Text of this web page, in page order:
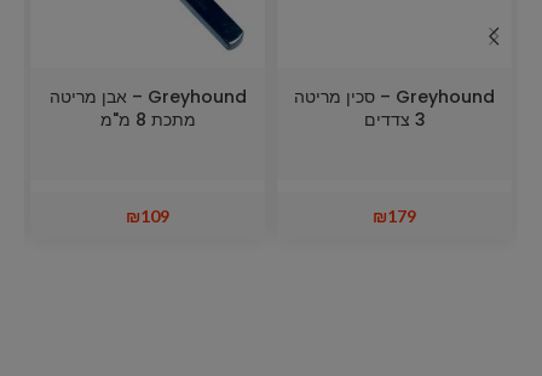
Greyhound – סכין מריטה
3 צדדים
₪179
Greyhound – אבן מריטה
מתכת 8 מ"מ
₪109